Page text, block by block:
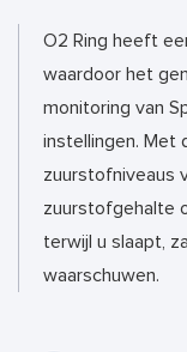
O2 Ring heeft
waardoor het
monitoring van
instellingen. Met
zuurstofniveaus
zuurstofgehalte
terwijl u slaapt,
waarschuwen.